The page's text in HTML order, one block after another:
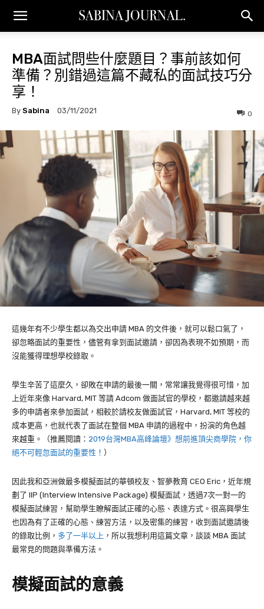
MBA面試問些什麼題目？事前該如何
準備？別錯過這篇不藏私的面試技巧分
享！
By Sabina 03/11/2021 0
這幾年有不少學生都以為交出申請 MBA 的文件後，就可以鬆口氣了，
卻忽略面試的重要性，儘管有拿到面試邀請，卻因為表現不如預期，而
沒能獲得理想學校錄取。
學生辛苦了這麼久，卻敗在申請的最後一關，常常讓我覺得很可惜，加
上近年來像 Harvard, MIT 等請 Adcom 做面試官的學校，都邀請越來越
多的申請者來參加面試，相較於請校友做面試官，Harvard, MIT 等校的
成本更高，也就代表了面試在整個 MBA 申請的過程中，扮演的角色越
來越重。（推薦閱讀： 2019台灣MBA高峰論壇》想前進頂尖商學院，你
絕不可輕忽面試的重要性！ ）
因此我和亞洲做最多模擬面試的華頓校友、智夢教育 CEO Eric，近年規
劃了 IIP (Interview Intensive Package) 模擬面試，透過7次一對一的
模擬面試練習，幫助學生瞭解面試正確的心態、表達方式。很高興學生
也因為有了正確的心態、練習方法，以及密集的練習，收到面試邀請後
的錄取比例， 多了一半以上 ，所以我想利用這篇文章，談談 MBA 面試
最常見的問題與準備方法。
模擬面試的意義